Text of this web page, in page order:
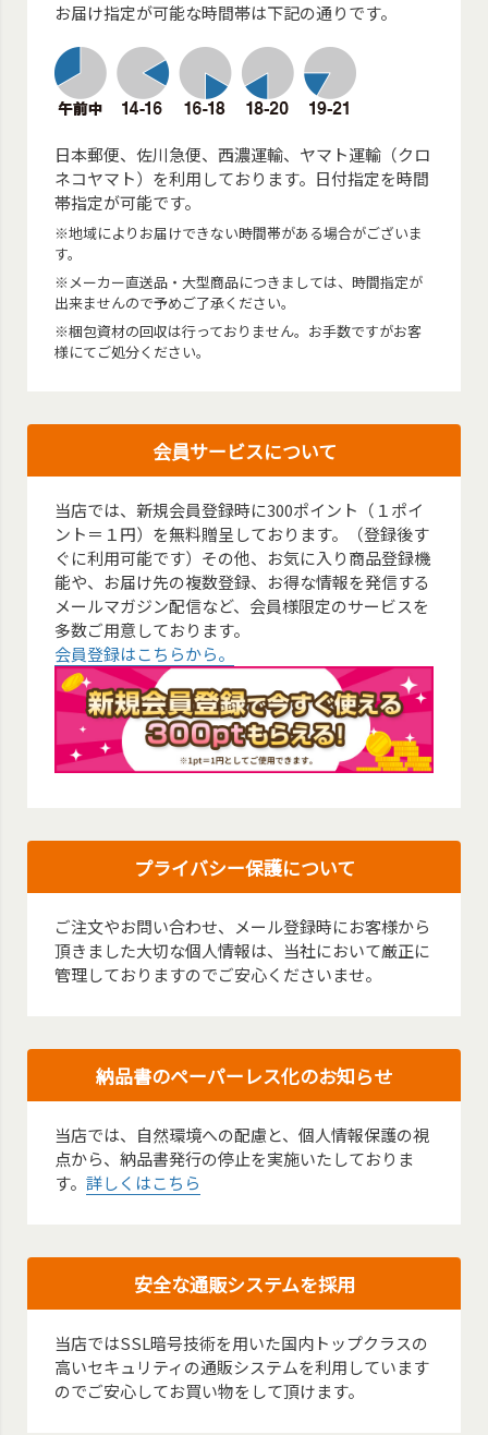
お届け指定が可能な時間帯は下記の通りです。
日本郵便、佐川急便、西濃運輸、ヤマト運輸（クロ
ネコヤマト）を利用しております。日付指定を時間
帯指定が可能です。
※地域によりお届けできない時間帯がある場合がございま
す。
※メーカー直送品・大型商品につきましては、時間指定が
出来ませんので予めご了承ください。
※梱包資材の回収は行っておりません。お手数ですがお客
様にてご処分ください。
会員サービスについて
当店では、新規会員登録時に300ポイント（１ポイ
ント＝１円）を無料贈呈しております。（登録後す
ぐに利用可能です）その他、お気に入り商品登録機
能や、お届け先の複数登録、お得な情報を発信する
メールマガジン配信など、会員様限定のサービスを
多数ご用意しております。
会員登録はこちらから。
プライバシー保護について
ご注文やお問い合わせ、メール登録時にお客様から
頂きました大切な個人情報は、当社において厳正に
管理しておりますのでご安心くださいませ。
納品書のペーパーレス化のお知らせ
当店では、自然環境への配慮と、個人情報保護の視
点から、納品書発行の停止を実施いたしておりま
す。詳しくはこちら
安全な通販システムを採用
当店ではSSL暗号技術を用いた国内トップクラスの
高いセキュリティの通販システムを利用しています
のでご安心してお買い物をして頂けます。